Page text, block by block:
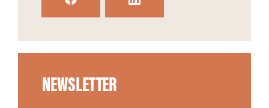
NEWSLETTER